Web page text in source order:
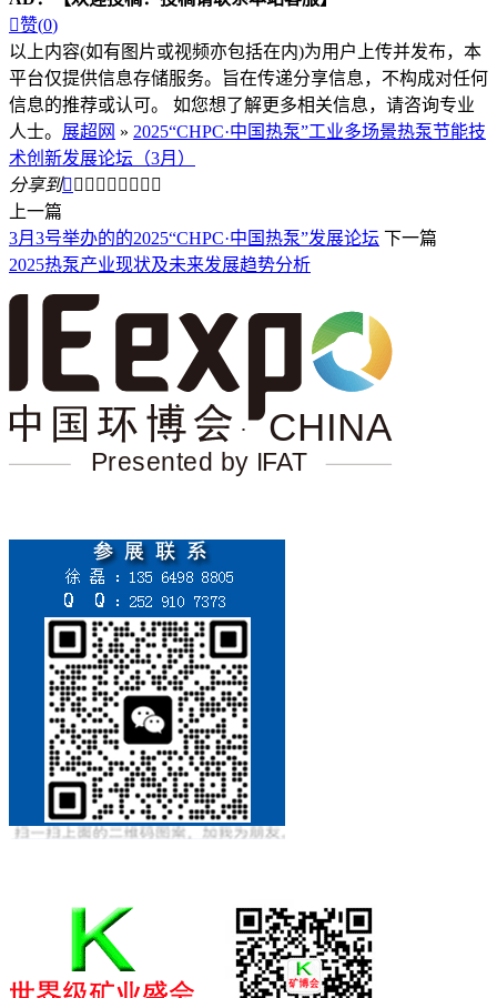
赞(0)
以上内容(如有图片或视频亦包括在内)为用户上传并发布，本
平台仅提供信息存储服务。旨在传递分享信息，不构成对任何
信息的推荐或认可。 如您想了解更多相关信息，请咨询专业
人士。 展超网 » 2025“CHPC·中国热泵”工业多场景热泵节能技
术创新发展论坛（3月）
分享到        
上一篇
3月3号举办的的2025“CHPC·中国热泵”发展论坛 下一篇
2025热泵产业现状及未来发展趋势分析